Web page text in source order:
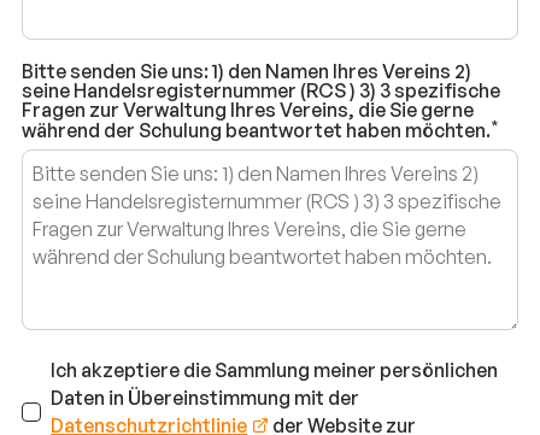
Bitte senden Sie uns: 1) den Namen Ihres Vereins 2)
seine Handelsregisternummer (RCS ) 3) 3 spezifische
Fragen zur Verwaltung Ihres Vereins, die Sie gerne
während der Schulung beantwortet haben möchten.
Ich akzeptiere die Sammlung meiner persönlichen
Daten in Übereinstimmung mit der
Datenschutzrichtlinie
der Website zur